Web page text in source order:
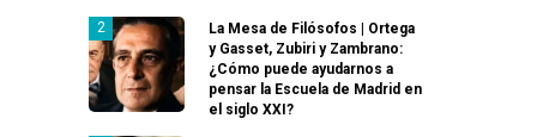
La Mesa de Filósofos | Ortega
y Gasset, Zubiri y Zambrano:
¿Cómo puede ayudarnos a
pensar la Escuela de Madrid en
el siglo XXI?